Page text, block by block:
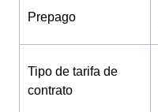
Prepago
Tipo de tarifa de
contrato